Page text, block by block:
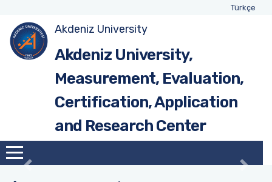
Türkçe
Akdeniz University
Akdeniz University,
Measurement, Evaluation,
Certification, Application
and Research Center
Introduction
Administration
Our Mission
Our Vision